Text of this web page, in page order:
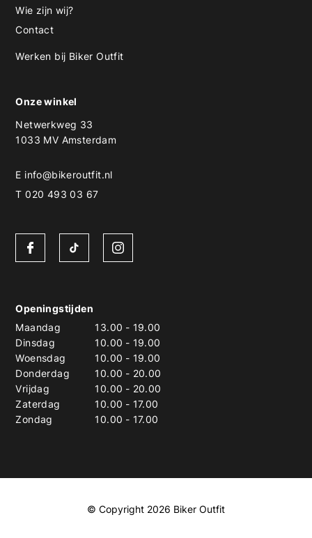
Wie zijn wij?
Contact
Werken bij Biker Outfit
Onze winkel
Netwerkweg 33
1033 MV Amsterdam
E info@bikeroutfit.nl
T 020 493 03 67
Openingstijden
Maandag
13.00 - 19.00
Dinsdag
10.00 - 19.00
Woensdag
10.00 - 19.00
Donderdag
10.00 - 20.00
Vrijdag
10.00 - 20.00
Zaterdag
10.00 - 17.00
Zondag
10.00 - 17.00
© Copyright 2026 Biker Outfit